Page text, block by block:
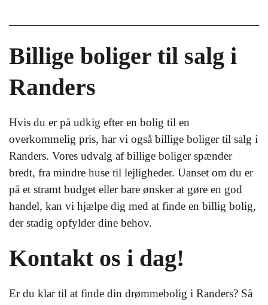
Billige boliger til salg i
Randers
Hvis du er på udkig efter en bolig til en
overkommelig pris, har vi også billige boliger til salg i
Randers. Vores udvalg af billige boliger spænder
bredt, fra mindre huse til lejligheder. Uanset om du er
på et stramt budget eller bare ønsker at gøre en god
handel, kan vi hjælpe dig med at finde en billig bolig,
der stadig opfylder dine behov.
Kontakt os i dag!
Er du klar til at finde din drømmebolig i Randers? Så